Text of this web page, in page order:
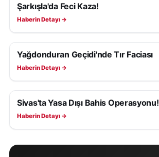
ASAYIŞ
Şarkışla'da Feci Kaza!
Haberin Detayı →
ASAYIŞ
Yağdonduran Geçidi'nde Tır Faciası
Haberin Detayı →
ASAYIŞ
Sivas'ta Yasa Dışı Bahis Operasyonu!
Haberin Detayı →